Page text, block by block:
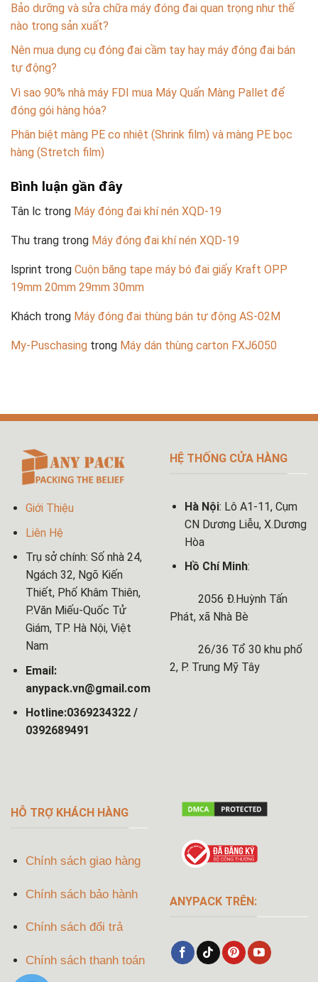
Bảo dưỡng và sửa chữa máy đóng đai quan trọng như thế
nào trong sản xuất?
Nên mua dụng cụ đóng đai cầm tay hay máy đóng đai bán
tự động?
Vì sao 90% nhà máy FDI mua Máy Quấn Màng Pallet để
đóng gói hàng hóa?
Phân biệt màng PE co nhiệt (Shrink film) và màng PE bọc
hàng (Stretch film)
Bình luận gần đây
Tân lc trong Máy đóng đai khí nén XQD-19
Thu trang trong Máy đóng đai khí nén XQD-19
lsprint trong Cuộn băng tape máy bó đai giấy Kraft OPP
19mm 20mm 29mm 30mm
Khách trong Máy đóng đai thùng bán tự động AS-02M
My-Puschasing trong Máy dán thùng carton FXJ6050
Giới Thiệu
Liên Hệ
Trụ sở chính: Số nhà 24,
Ngách 32, Ngõ Kiến
Thiết, Phố Khâm Thiên,
P.Văn Miếu-Quốc Tử
Giám, TP. Hà Nội, Việt
Nam
Email:
anypack.vn@gmail.com
Hotline:0369234322 /
0392689491
HỆ THỐNG CỬA HÀNG
Hà Nội: Lô A1-11, Cụm
CN Dương Liễu, X.Dương
Hòa
Hồ Chí Minh:
2056 Đ.Huỳnh Tấn
Phát, xã Nhà Bè
26/36 Tổ 30 khu phố
2, P. Trung Mỹ Tây
HỖ TRỢ KHÁCH HÀNG
Chính sách giao hàng
Chính sách bảo hành
Chính sách đổi trả
Chính sách thanh toán
ANYPACK TRÊN: